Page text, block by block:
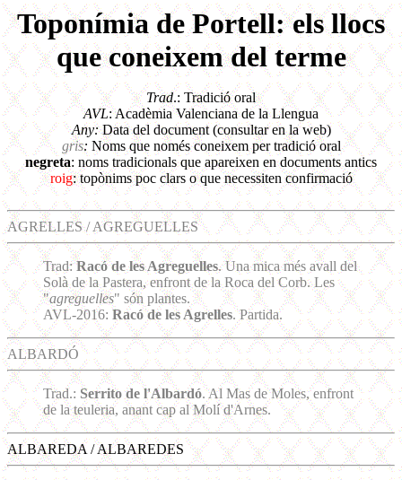
Toponímia de Portell: els llocs
que coneixem del terme
Trad.: Tradició oral
AVL: Acadèmia Valenciana de la Llengua
Any:Data del document (consultar en la web)
gris: Noms que només coneixem per tradició oral
negreta: noms tradicionals que apareixen en documents antics
roig: topònims poc clars o que necessiten confirmació
AGRELLES / AGREGUELLES
Trad:Racó de les Agreguelles. Una mica més avall del
Solà de la Pastera, enfront de la Roca del Corb. Les
"agreguelles" són plantes.
AVL-2016: Racó de les Agrelles. Partida.
ALBARDÓ
Trad.: Serrito de l'Albardó. Al Mas de Moles, enfront
de la teuleria, anant cap al Molí d'Arnes.
ALBAREDA / ALBAREDES